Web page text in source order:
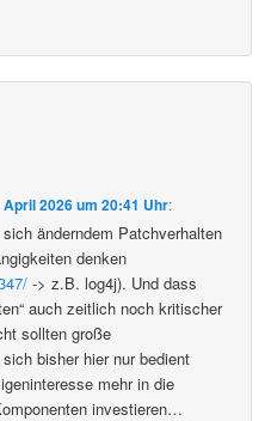
April 2026 um 20:41 Uhr:
änderndem Patchverhalten
denken
-> z.B. log4j). Und dass
auch zeitlich noch kritischer
sollten große
bisher hier nur bedient
mehr in die
investieren…